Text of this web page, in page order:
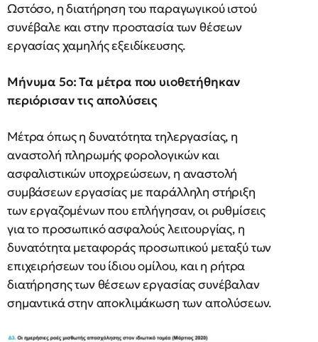
Ωστόσο, η διατήρηση του παραγωγικού ιστού
συνέβαλε και στην προστασία των θέσεων
εργασίας χαμηλής εξειδίκευσης.
Μήνυμα 5ο: Τα μέτρα που υιοθετήθηκαν
περιόρισαν τις απολύσεις
Μέτρα όπως η δυνατότητα τηλεργασίας, η
αναστολή πληρωμής φορολογικών και
ασφαλιστικών υποχρεώσεων, η αναστολή
συμβάσεων εργασίας με παράλληλη στήριξη
των εργαζομένων που επλήγησαν, οι ρυθμίσεις
για το προσωπικό ασφαλούς λειτουργίας, η
δυνατότητα μεταφοράς προσωπικού μεταξύ των
επιχειρήσεων του ίδιου ομίλου, και η ρήτρα
διατήρησης των θέσεων εργασίας συνέβαλαν
σημαντικά στην αποκλιμάκωση των απολύσεων.